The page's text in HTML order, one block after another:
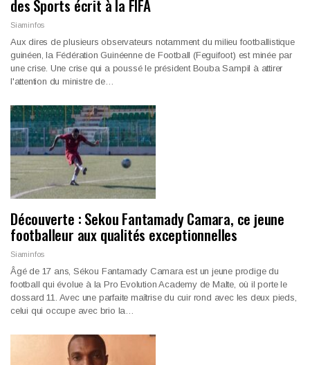
des Sports écrit à la FIFA
Siaminfos
Aux dires de plusieurs observateurs notamment du milieu footballistique
guinéen, la Fédération Guinéenne de Football (Feguifoot) est minée par
une crise. Une crise qui a poussé le président Bouba Sampil à attirer
l'attention du ministre de…
Découverte : Sekou Fantamady Camara, ce jeune
footballeur aux qualités exceptionnelles
Siaminfos
Âgé de 17 ans, Sékou Fantamady Camara est un jeune prodige du
football qui évolue à la Pro Evolution Academy de Malte, où il porte le
dossard 11. Avec une parfaite maîtrise du cuir rond avec les deux pieds,
celui qui occupe avec brio la…